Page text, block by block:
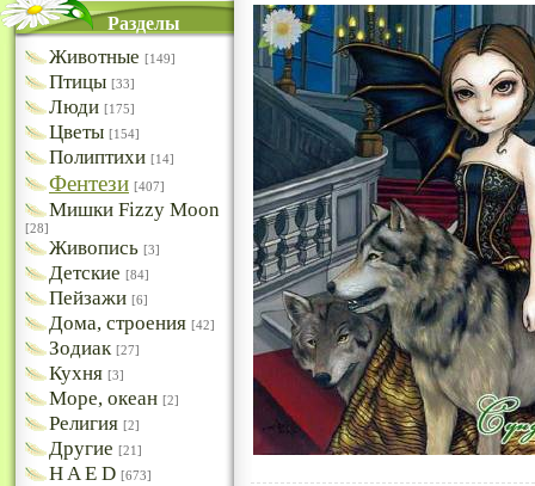
Разделы
Животные [149]
Птицы [33]
Люди [175]
Цветы [154]
Полиптихи [14]
Фентези [407]
Мишки Fizzy Moon
[28]
Живопись [3]
Детские [84]
Пейзажи [6]
Дома, строения [42]
Зодиак [27]
Кухня [3]
Море, океан [2]
Религия [2]
Другие [21]
H A E D [673]